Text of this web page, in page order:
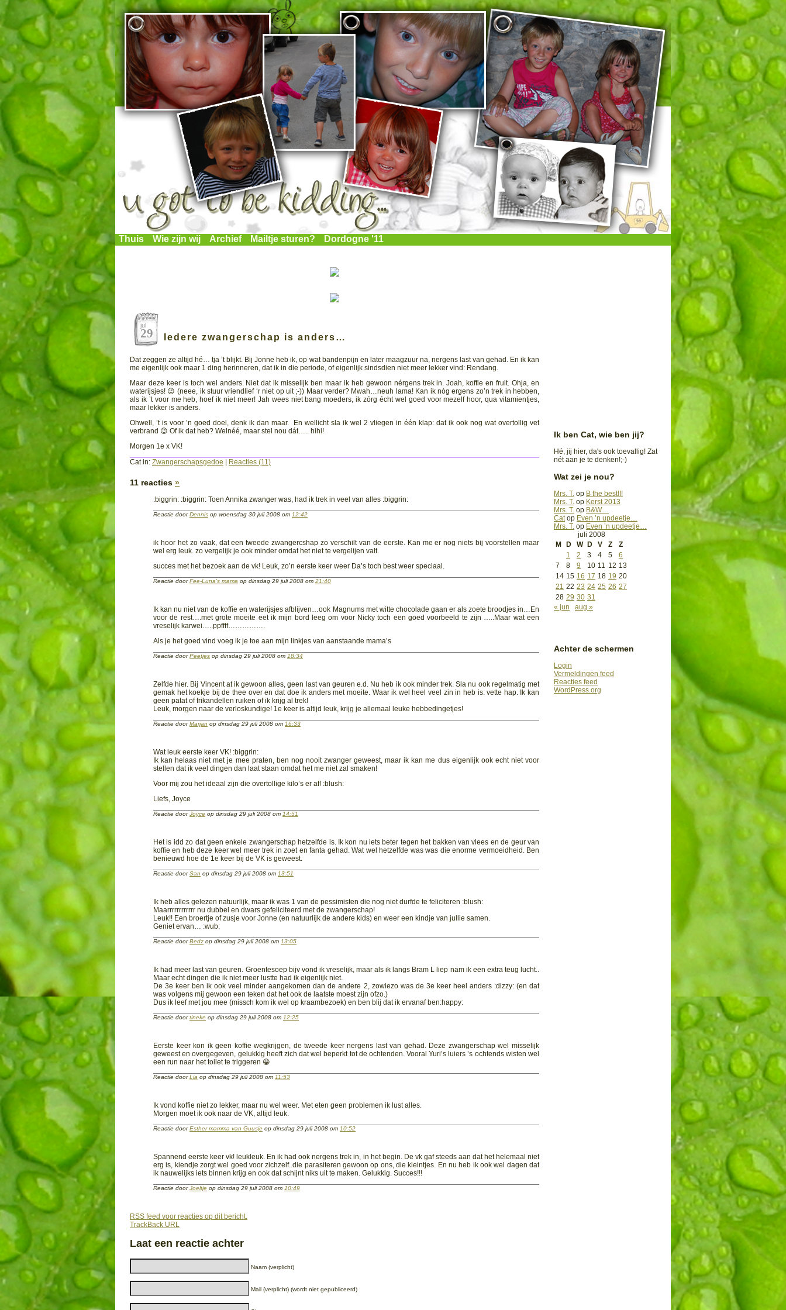
Thuis Wie zijn wij Archief Mailtje sturen? Dordogne '11
jul
29 Iedere zwangerschap is anders…
Dat zeggen ze altijd hé… tja ’t blijkt. Bij Jonne heb ik, op wat bandenpijn en later maagzuur na, nergens last van gehad. En ik kan
me eigenlijk ook maar 1 ding herinneren, dat ik in die periode, of eigenlijk sindsdien niet meer lekker vind: Rendang.
Maar deze keer is toch wel anders. Niet dat ik misselijk ben maar ik heb gewoon nérgens trek in. Joah, koffie en fruit. Ohja, en
waterijsjes! 😉 (neee, ik stuur vriendlief ‘r niet op uit ;-)) Maar verder? Mwah…neuh lama! Kan ik nóg ergens zo’n trek in hebben,
als ik ’t voor me heb, hoef ik niet meer! Jah wees niet bang moeders, ik zórg écht wel goed voor mezelf hoor, qua vitamientjes,
maar lekker is anders.
Ohwell, ’t is voor ’n goed doel, denk ik dan maar. En wellicht sla ik wel 2 vliegen in één klap: dat ik ook nog wat overtollig vet
verbrand 😉 Of ik dat heb? Welnéé, maar stel nou dát….. hihi!
Morgen 1e x VK!
Cat in: Zwangerschapsgedoe Reacties (11)
11 reacties »
:biggrin: :biggrin: Toen Annika zwanger was, had ik trek in veel van alles :biggrin:
Reactie doorDennis op woensdag 30 juli 2008 om 12:42
ik hoor het zo vaak, dat een tweede zwangercshap zo verschilt van de eerste. Kan me er nog niets bij voorstellen maar
wel erg leuk. zo vergelijk je ook minder omdat het niet te vergelijen valt.
succes met het bezoek aan de vk! Leuk, zo’n eerste keer weer Da’s toch best weer speciaal.
Reactie doorFee-Luna's mama op dinsdag 29 juli 2008 om 21:40
Ik kan nu niet van de koffie en waterijsjes afblijven…ook Magnums met witte chocolade gaan er als zoete broodjes in…En
voor de rest….met grote moeite eet ik mijn bord leeg om voor Nicky toch een goed voorbeeld te zijn …..Maar wat een
vreselijk karwei…..ppffff…………….
Als je het goed vind voeg ik je toe aan mijn linkjes van aanstaande mama’s
Reactie doorPeetjes op dinsdag 29 juli 2008 om 18:34
Zelfde hier. Bij Vincent at ik gewoon alles, geen last van geuren e.d. Nu heb ik ook minder trek. Sla nu ook regelmatig met
gemak het koekje bij de thee over en dat doe ik anders met moeite. Waar ik wel heel veel zin in heb is: vette hap. Ik kan
geen patat of frikandellen ruiken of ik krijg al trek!
Leuk, morgen naar de verloskundige! 1e keer is altijd leuk, krijg je allemaal leuke hebbedingetjes!
Reactie doorMarjan op dinsdag 29 juli 2008 om 16:33
Wat leuk eerste keer VK! :biggrin:
Ik kan helaas niet met je mee praten, ben nog nooit zwanger geweest, maar ik kan me dus eigenlijk ook echt niet voor
stellen dat ik veel dingen dan laat staan omdat het me niet zal smaken!
Voor mij zou het ideaal zijn die overtollige kilo’s er af! :blush:
Liefs, Joyce
Reactie doorJoyce op dinsdag 29 juli 2008 om 14:51
Het is idd zo dat geen enkele zwangerschap hetzelfde is. Ik kon nu iets beter tegen het bakken van vlees en de geur van
koffie en heb deze keer wel meer trek in zoet en fanta gehad. Wat wel hetzelfde was was die enorme vermoeidheid. Ben
benieuwd hoe de 1e keer bij de VK is geweest.
Reactie doorSan op dinsdag 29 juli 2008 om 13:51
Ik heb alles gelezen natuurlijk, maar ik was 1 van de pessimisten die nog niet durfde te feliciteren :blush:
Maarrrrrrrrrrrr nu dubbel en dwars gefeliciteerd met de zwangerschap!
Leuk!! Een broertje of zusje voor Jonne (en natuurlijk de andere kids) en weer een kindje van jullie samen.
Geniet ervan… :wub:
Reactie doorBedz op dinsdag 29 juli 2008 om 13:05
Ik had meer last van geuren. Groentesoep bijv vond ik vreselijk, maar als ik langs Bram L liep nam ik een extra teug lucht..
Maar echt dingen die ik niet meer lustte had ik eigenlijk niet.
De 3e keer ben ik ook veel minder aangekomen dan de andere 2, zowiezo was de 3e keer heel anders :dizzy: (en dat
was volgens mij gewoon een teken dat het ook de laatste moest zijn ofzo.)
Dus ik leef met jou mee (missch kom ik wel op kraambezoek) en ben blij dat ik ervanaf ben:happy:
Reactie doortineke op dinsdag 29 juli 2008 om 12:25
Eerste keer kon ik geen koffie wegkrijgen, de tweede keer nergens last van gehad. Deze zwangerschap wel misselijk
geweest en overgegeven, gelukkig heeft zich dat wel beperkt tot de ochtenden. Vooral Yuri’s luiers ’s ochtends wisten wel
een run naar het toilet te triggeren 😀
Reactie doorLia op dinsdag 29 juli 2008 om 11:53
Ik vond koffie niet zo lekker, maar nu wel weer. Met eten geen problemen ik lust alles.
Morgen moet ik ook naar de VK, altijd leuk.
Reactie doorEsther mamma van Guusje op dinsdag 29 juli 2008 om 10:52
Spannend eerste keer vk! leukleuk. En ik had ook nergens trek in, in het begin. De vk gaf steeds aan dat het helemaal niet
erg is, kiendje zorgt wel goed voor zichzelf..die parasiteren gewoon op ons, die kleintjes. En nu heb ik ook wel dagen dat
ik nauwelijks iets binnen krijg en ook dat schijnt niks uit te maken. Gelukkig. Succes!!!
Reactie doorJoeltje op dinsdag 29 juli 2008 om 10:49
RSS feed voor reacties op dit bericht.
TrackBack URL
Laat een reactie achter
Naam (verplicht)
Mail (verplicht) (wordt niet gepubliceerd)
Ik ben Cat, wie ben jij?
Hé, jij hier, da's ook toevallig! Zat
nét aan je te denken!;-)
Wat zei je nou?
Mrs. T. op B the best!!!
Mrs. T. op Kerst 2013
Mrs. T. op B&W…
Catop Even ’n updeetje…
Mrs. T. op Even ’n updeetje…
juli 2008
M
D W D V Z
Z
1
2 3 4 5
6
7
8 9 10 11 12 13
14 15 16 17 18 19 20
21 22 23 24 25 26 27
28 29 30 31
« jun
aug »
Achter de schermen
Login
Vermeldingen feed
Reacties feed
WordPress.org